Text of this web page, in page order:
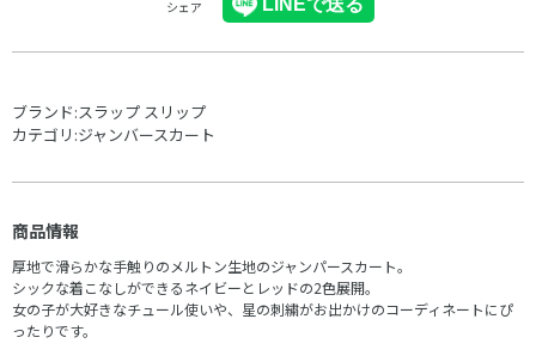
シェア
ブランド:スラップ スリップ
カテゴリ:ジャンバースカート
商品情報
厚地で滑らかな手触りのメルトン生地のジャンパースカート。
シックな着こなしができるネイビーとレッドの2色展開。
女の子が大好きなチュール使いや、星の刺繍がお出かけのコーディネートにぴ
ったりです。